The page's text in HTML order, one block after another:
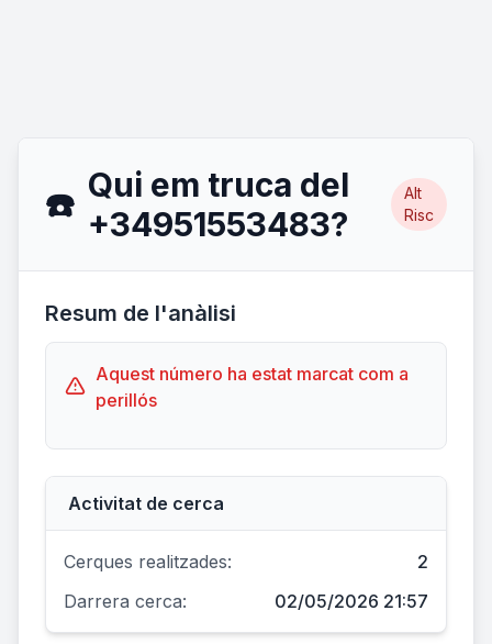
☎️ Qui em truca del
+34951553483?
Alt
Risc
Resum de l'anàlisi
Aquest número ha estat marcat com a
perillós
Activitat de cerca
Cerques realitzades:
2
Darrera cerca:
02/05/2026 21:57